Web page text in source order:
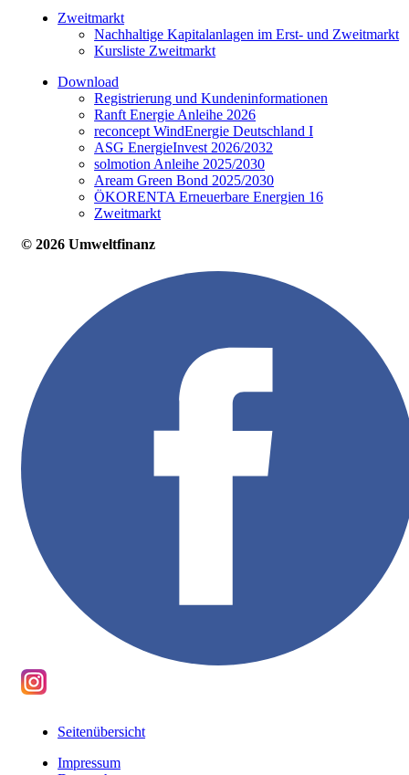
Zweitmarkt
Nachhaltige Kapitalanlagen im Erst- und Zweitmarkt
Kursliste Zweitmarkt
Download
Registrierung und Kundeninformationen
Ranft Energie Anleihe 2026
reconcept WindEnergie Deutschland I
ASG EnergieInvest 2026/2032
solmotion Anleihe 2025/2030
Aream Green Bond 2025/2030
ÖKORENTA Erneuerbare Energien 16
Zweitmarkt
© 2026 Umweltfinanz
Seitenübersicht
Impressum